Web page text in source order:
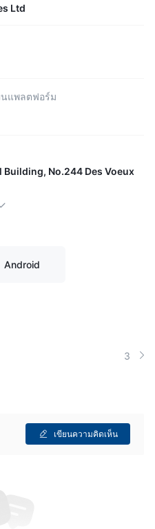
Ltd
นแพลตฟอร์ม
Building, No.244 Des Voeux
Android
3
เขียนความคิดเห็น